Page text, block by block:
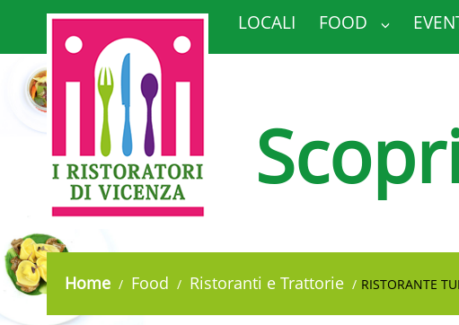
LOCALI FOOD
Home Food Ristoranti e Trattorie RISTORANTE